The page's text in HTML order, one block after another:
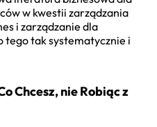
w kwestii zarządzania
i zarządzanie dla
tego tak systematycznie i
Chcesz, nie Robiąc z